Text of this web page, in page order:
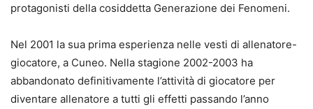
protagonisti della cosiddetta Generazione dei Fenomeni.
Nel 2001 la sua prima esperienza nelle vesti di allenatore-
giocatore, a Cuneo. Nella stagione 2002-2003 ha
abbandonato definitivamente l’attività di giocatore per
diventare allenatore a tutti gli effetti passando l’anno